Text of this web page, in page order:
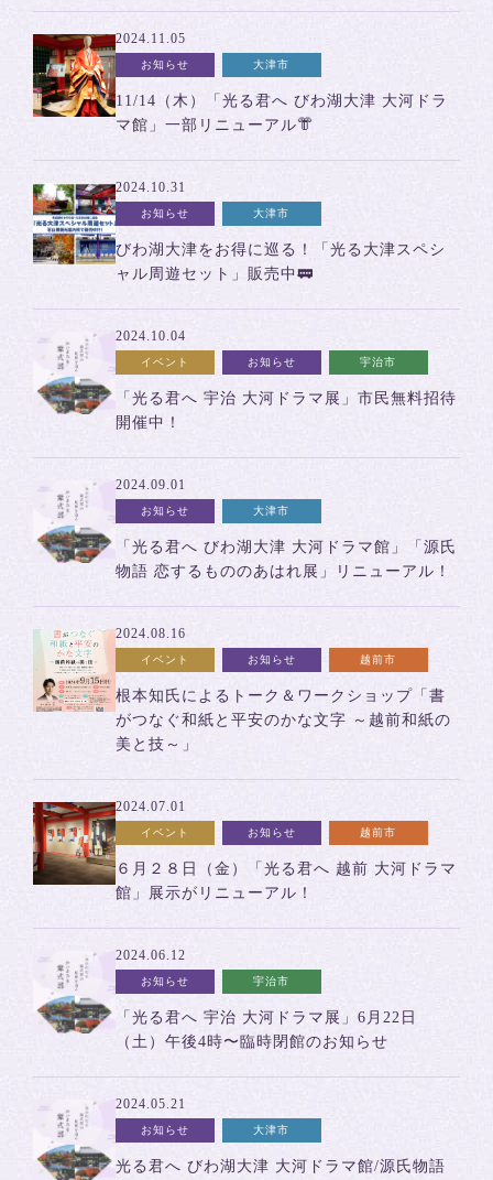
2024.11.05
お知らせ 大津市
11/14（木）「光る君へ びわ湖大津 大河ドラ
マ館」一部リニューアル👘
2024.10.31
お知らせ 大津市
びわ湖大津をお得に巡る！「光る大津スペシ
ャル周遊セット」販売中🚃
2024.10.04
イベント お知らせ 宇治市
「光る君へ 宇治 大河ドラマ展」市民無料招待
開催中！
2024.09.01
お知らせ 大津市
「光る君へ びわ湖大津 大河ドラマ館」「源氏
物語 恋するもののあはれ展」リニューアル！
2024.08.16
イベント お知らせ 越前市
根本知氏によるトーク＆ワークショップ「書
がつなぐ和紙と平安のかな文字 ～越前和紙の
美と技～」
2024.07.01
イベント お知らせ 越前市
６月２８日（金）「光る君へ 越前 大河ドラマ
館」展示がリニューアル！
2024.06.12
お知らせ 宇治市
「光る君へ 宇治 大河ドラマ展」6月22日
（土）午後4時〜臨時閉館のお知らせ
2024.05.21
お知らせ 大津市
光る君へ びわ湖大津 大河ドラマ館/源氏物語